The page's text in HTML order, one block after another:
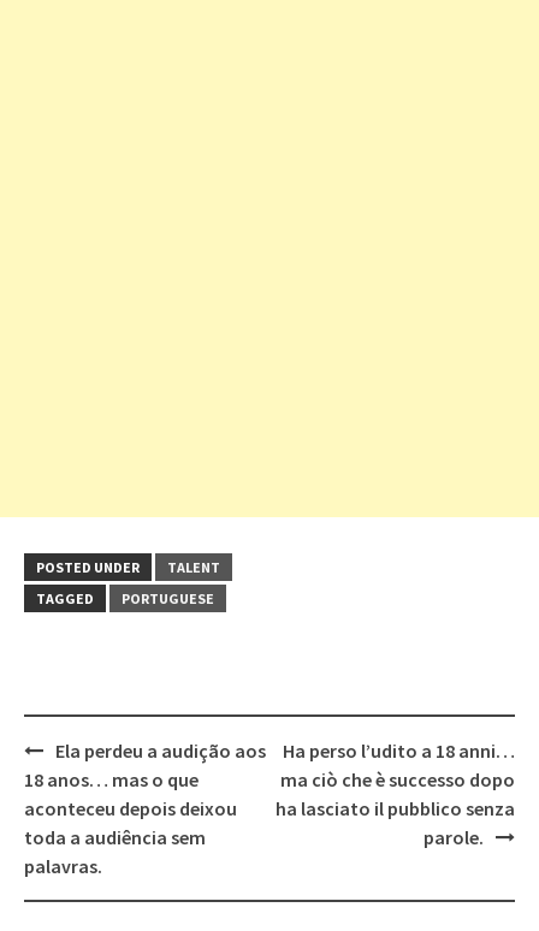
POSTED UNDER
TALENT
TAGGED
PORTUGUESE
Post
navigation
Ela perdeu a audição aos
18 anos… mas o que
aconteceu depois deixou
toda a audiência sem
palavras.
Ha perso l’udito a 18 anni…
ma ciò che è successo dopo
ha lasciato il pubblico senza
parole.